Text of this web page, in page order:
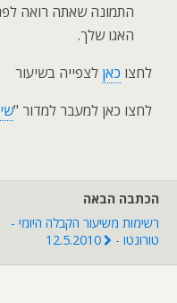
התמונה שאתה רואה
האגו שלך.
לחצו כאן לצפייה בשיעור
לחצו כאן למעבר למדור "
הכתבה הבאה
רשימות משיעור הקבלה היומי -
טורונטו - 12.5.2010